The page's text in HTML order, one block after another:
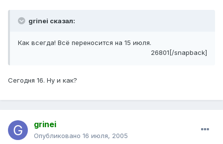
grinei сказал:
Как всегда! Всё переносится на 15 июля.
26801[/snapback]
Сегодня 16. Ну и как?
grinei
Опубликовано 16 июля, 2005